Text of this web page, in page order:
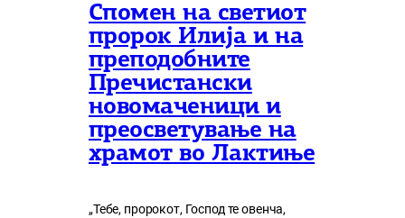
Спомен на светиот
пророк Илија и на
преподобните
Пречистански
новомаченици и
преосветување на
храмот во Лактиње
„Тебе, пророкот, Господ те овенча,